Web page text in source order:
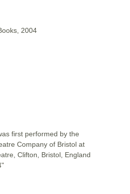
2004
first performed by the
Company of Bristol at
Clifton, Bristol, England